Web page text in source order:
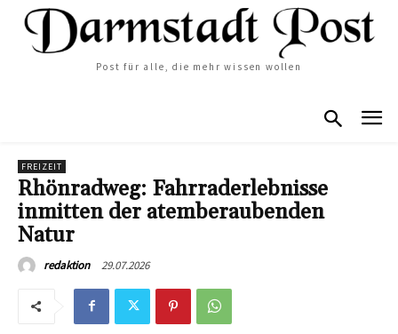
Post für alle, die mehr wissen wollen
FREIZEIT
Rhönradweg: Fahrraderlebnisse
inmitten der atemberaubenden
Natur
redaktion 29.07.2026